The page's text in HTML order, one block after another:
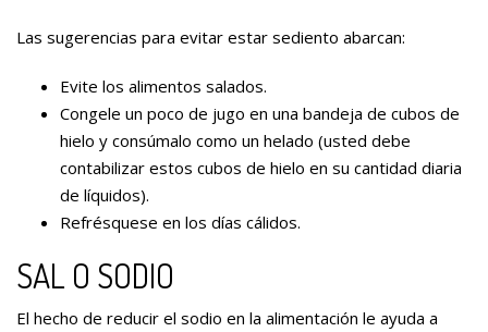
Las sugerencias para evitar estar sediento abarcan:
Evite los alimentos salados.
Congele un poco de jugo en una bandeja de cubos de
hielo y consúmalo como un helado (usted debe
contabilizar estos cubos de hielo en su cantidad diaria
de líquidos).
Refrésquese en los días cálidos.
SAL O SODIO
El hecho de reducir el sodio en la alimentación le ayuda a